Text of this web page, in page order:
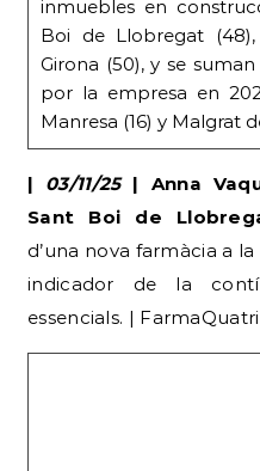
inmuebles en
Boi de Llobregat
Girona (50), y se
por la empresa en
Manresa (16) y Malgrat
| 03/11/25| Anna
Sant Boi de
d’una nova farmàcia a
indicador de la
essencials. |